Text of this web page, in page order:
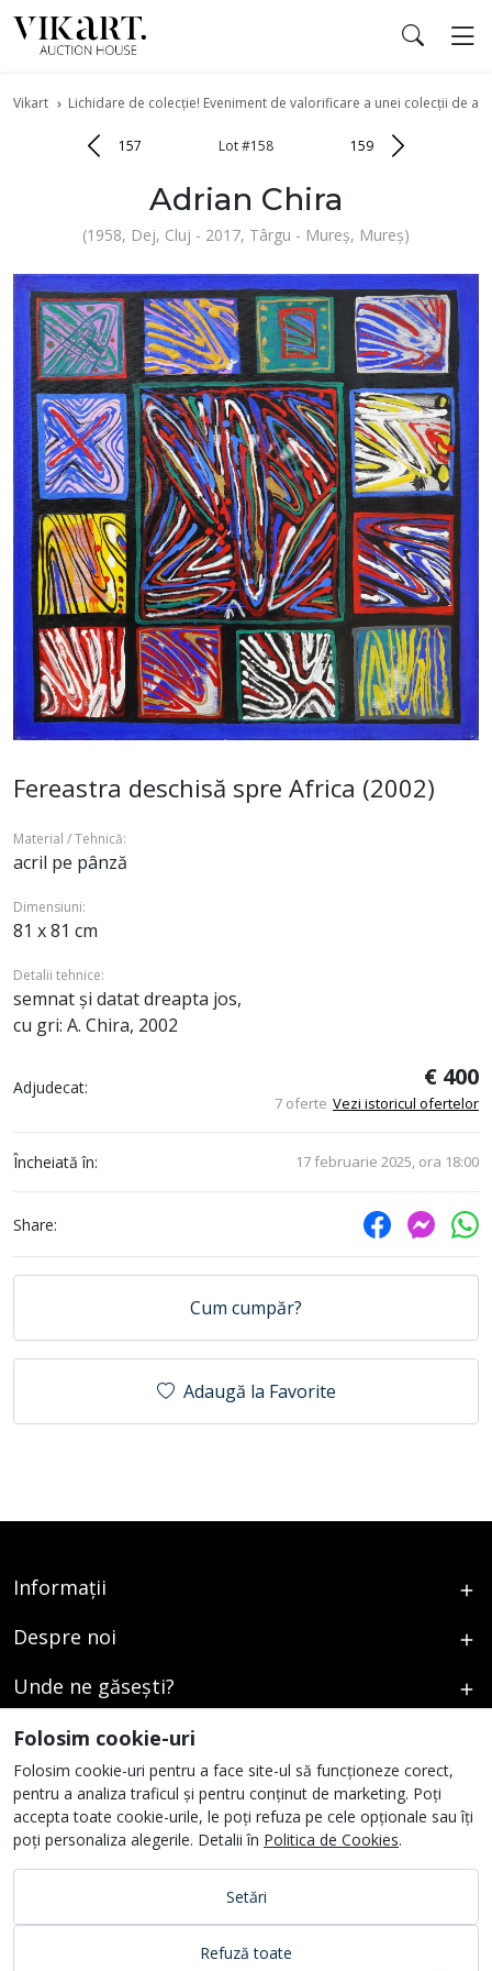
Vikart Lichidare de colecție! Eveniment de valorificare a unei colecții de
157 Lot #158 159
Adrian Chira
(1958, Dej, Cluj - 2017, Târgu - Mureș, Mureș)
Fereastra deschisă spre Africa (2002)
Material / Tehnică:
acril pe pânză
Dimensiuni:
81 x 81 cm
Detalii tehnice:
semnat și datat dreapta jos,
cu gri: A. Chira, 2002
Adjudecat: € 400
7 oferte Vezi istoricul ofertelor
Încheiată în: 17 februarie 2025, ora 18:00
Share:
Cum cumpăr?
Adaugă la Favorite
Informații
Despre noi
Unde ne găsești?
Urmați-ne
Folosim cookie-uri
Folosim cookie-uri pentru a face site-ul să funcționeze corect,
pentru a analiza traficul și pentru conținut de marketing. Poți
accepta toate cookie-urile, le poți refuza pe cele opționale sau îți
poți personaliza alegerile. Detalii în Politica de Cookies.
Setări
Refuză toate